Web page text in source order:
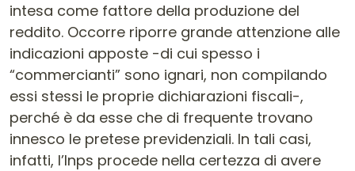
intesa come fattore della produzione del
reddito. Occorre riporre grande attenzione alle
indicazioni apposte -di cui spesso i
“commercianti” sono ignari, non compilando
essi stessi le proprie dichiarazioni fiscali-,
perché è da esse che di frequente trovano
innesco le pretese previdenziali. In tali casi,
infatti, l’Inps procede nella certezza di avere